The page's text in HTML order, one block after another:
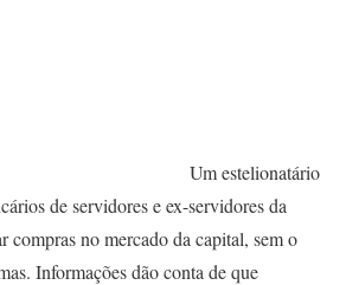
Um estelionatário
de servidores e ex-servidores da
compras no mercado da capital, sem o
Informações dão conta de que